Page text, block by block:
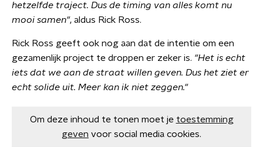
hetzelfde traject. Dus de timing van alles komt nu
mooi samen", aldus Rick Ross.
Rick Ross geeft ook nog aan dat de intentie om een
gezamenlijk project te droppen er zeker is. "Het is echt
iets dat we aan de straat willen geven. Dus het ziet er
echt solide uit. Meer kan ik niet zeggen."
Om deze inhoud te tonen moet je toestemming
geven voor social media cookies.